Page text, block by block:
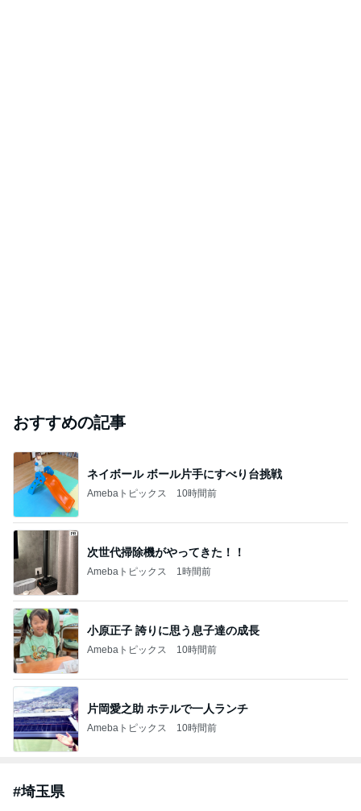
おすすめの記事
ネイボール ボール片手にすべり台挑戦
Amebaトピックス 10時間前
次世代掃除機がやってきた！！
Amebaトピックス 1時間前
小原正子 誇りに思う息子達の成長
Amebaトピックス 10時間前
片岡愛之助 ホテルで一人ランチ
Amebaトピックス 10時間前
#埼玉県